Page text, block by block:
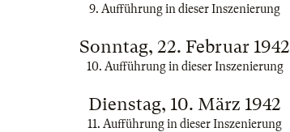
9. Aufführung in dieser Inszenierung
Sonntag, 22. Februar 1942
10. Aufführung in dieser Inszenierung
Dienstag, 10. März 1942
11. Aufführung in dieser Inszenierung